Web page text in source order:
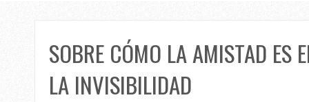
SOBRE CÓMO LA AMISTAD ES
LA INVISIBILIDAD